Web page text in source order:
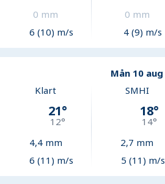
0 mm
6 (10) m/s
0 mm
4 (9) m/s
Mån 10 aug
Klart
21°
12°
4,4mm
6 (11) m/s
SMHI
18°
14°
2,7 mm
5 (11) m/s